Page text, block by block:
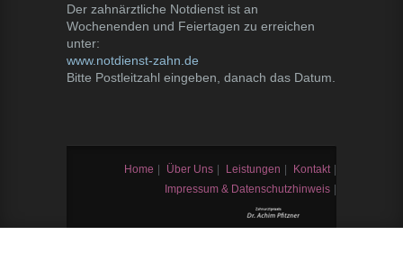
Der zahnärztliche Notdienst ist an
Wochenenden und Feiertagen zu erreichen
unter:
www.notdienst-zahn.de
Bitte Postleitzahl eingeben, danach das Datum.
Home Über Uns Leistungen Kontakt
Impressum & Datenschutzhinweis